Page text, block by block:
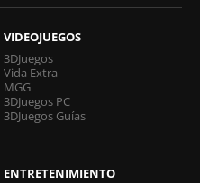
VIDEOJUEGOS
3DJuegos
Vida Extra
MGG
3DJuegos PC
3DJuegos Guías
ENTRETENIMIENTO